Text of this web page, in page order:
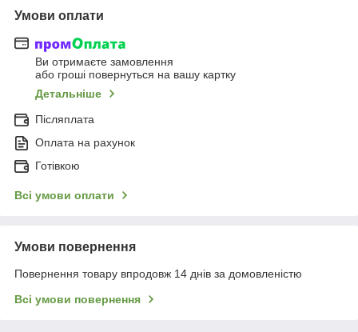
Умови оплати
Ви отримаєте замовлення
або гроші повернуться на вашу картку
Детальніше
Післяплата
Оплата на рахунок
Готівкою
Всі умови оплати
Умови повернення
Повернення товару впродовж 14 днів за домовленістю
Всі умови повернення